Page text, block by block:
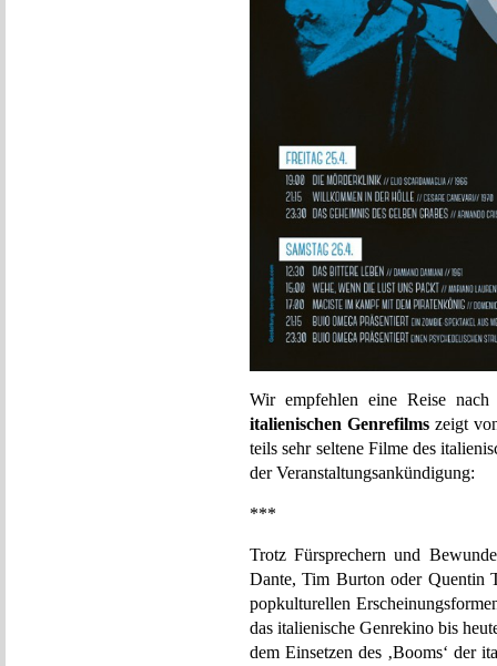
Wir empfehlen eine Reise
italienischen Genrefilms zeigt
teils sehr seltene Filme des
der Veranstaltungsankündigung:
***
Trotz Fürsprechern und
Dante, Tim Burton oder Quentin
popkulturellen
das italienische Genrekino bis
dem Einsetzen des ‚Booms‘ der